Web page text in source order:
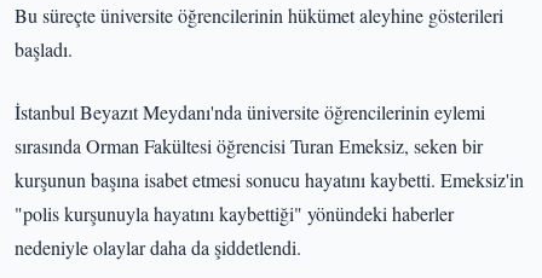
Bu süreçte üniversite öğrencilerinin hükümet aleyhine gösterileri
başladı.
İstanbul Beyazıt Meydanı'nda üniversite öğrencilerinin eylemi
sırasında Orman Fakültesi öğrencisi Turan Emeksiz, seken bir
kurşunun başına isabet etmesi sonucu hayatını kaybetti. Emeksiz'in
"polis kurşunuyla hayatını kaybettiği" yönündeki haberler
nedeniyle olaylar daha da şiddetlendi.